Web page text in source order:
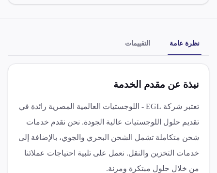
نظرة عامة التقييمات
نبذة عن مقدم الخدمة
تعتبر شركة EGL - اللوجستيات العالمية المصرية رائدة في
تقديم حلول اللوجستيات عالية الجودة. نحن نقدم خدمات
شحن متكاملة تشمل الشحن البحري والجوي، بالإضافة إلى
خدمات التخزين والنقل. نعمل على تلبية احتياجات عملائنا
من خلال حلول مبتكرة ومرنة.